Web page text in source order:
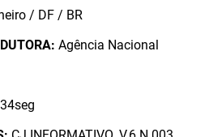
/ DF / BR
Agência Nacional